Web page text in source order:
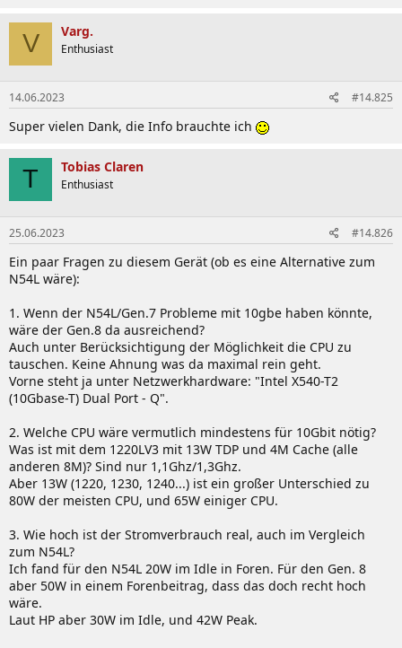
k
t
i
o
n
e
n
:
V Varg.
Enthusiast
14.06.2023 #14.825
Super vielen Dank, die Info brauchte ich
T Tobias Claren
Enthusiast
25.06.2023 #14.826
Ein paar Fragen zu diesem Gerät (ob es eine Alternative zum
N54L wäre):
1. Wenn der N54L/Gen.7 Probleme mit 10gbe haben könnte,
wäre der Gen.8 da ausreichend?
Auch unter Berücksichtigung der Möglichkeit die CPU zu
tauschen. Keine Ahnung was da maximal rein geht.
Vorne steht ja unter Netzwerkhardware: "Intel X540-T2
(10Gbase-T) Dual Port - Q".
2. Welche CPU wäre vermutlich mindestens für 10Gbit nötig?
Was ist mit dem 1220LV3 mit 13W TDP und 4M Cache (alle
anderen 8M)? Sind nur 1,1Ghz/1,3Ghz.
Aber 13W (1220, 1230, 1240...) ist ein großer Unterschied zu
80W der meisten CPU, und 65W einiger CPU.
3. Wie hoch ist der Stromverbrauch real, auch im Vergleich
zum N54L?
Ich fand für den N54L 20W im Idle in Foren. Für den Gen. 8
aber 50W in einem Forenbeitrag, dass das doch recht hoch
wäre.
Laut HP aber 30W im Idle, und 42W Peak.